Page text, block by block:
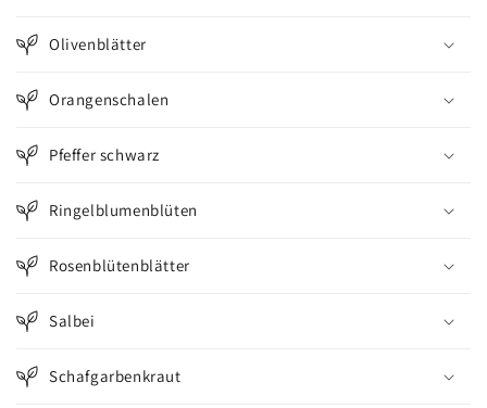
Olivenblätter
Orangenschalen
Pfeffer schwarz
Ringelblumenblüten
Rosenblütenblätter
Salbei
Schafgarbenkraut